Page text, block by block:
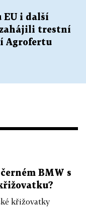
EU i další
zahájili trestní
Agrofertu
BMW s
křižovatky